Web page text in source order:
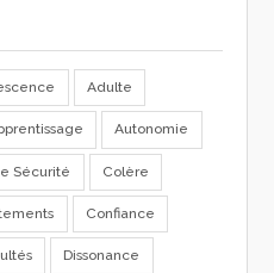
Adulte
Autonomie
Sécurité Colère
Confiance
Dissonance